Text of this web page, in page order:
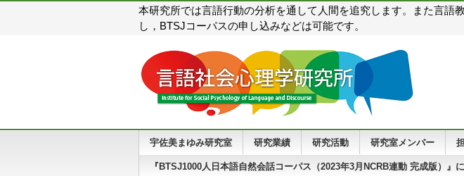
本研究所では言語行動の分析を通して人間を追究します。また言
し，BTSJコーパスの申し込みなどは可能です。
宇佐美まゆみ研究室 研究業績 研究活動 研究室メンバー
『BTSJ1000人日本語自然会話コーパス（2023年3月NCRB連動 完成版）』